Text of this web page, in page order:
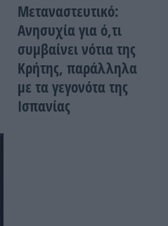
Μεταναστευτικό:
Ανησυχία για ό,τι
συμβαίνει νότια της
Κρήτης, παράλληλα
με τα γεγονότα της
Ισπανίας